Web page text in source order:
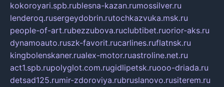
kokoroyari.spb.rublesna-kazan.rumossilver.ru
lenderoq.rusergeydobrin.rutochkazvuka.msk.ru
people-of-art.rubezzubova.ruclubtibet.ruorior-aks.ru
dynamoauto.ruszk-favorit.rucarlines.ruflatnsk.ru
kingbolenskaner.rualex-motor.ruastroline.net.ru
act1.spb.rupolyglot.com.rugidlipetsk.ruooo-driada.ru
detsad125.rumir-zdoroviya.rubruslanovo.rusiterem.ru